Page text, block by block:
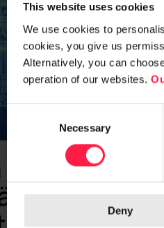
This website uses cookies
We use cookies to
cookies, you give us
Alternatively, you can
operation of our websites.
n
n
Necessary
Deny
uutta